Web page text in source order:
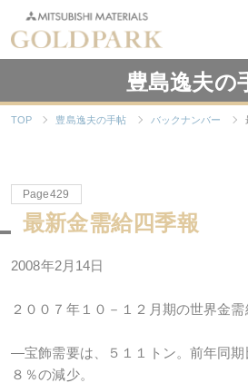
豊島逸夫の
TOP 豊島逸夫の手帖 バックナンバー
Page429
最新金需給四季報
2008年2月14日
２００７年１０－１２月期の世界金需
―宝飾需要は、５１１トン。前年同期
８％の減少。